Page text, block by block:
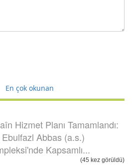
En çok okunan
Hizmet Planı Tamamlandı:
Abbas (a.s.)
Kapsamlı...
(45 kez görüldü)